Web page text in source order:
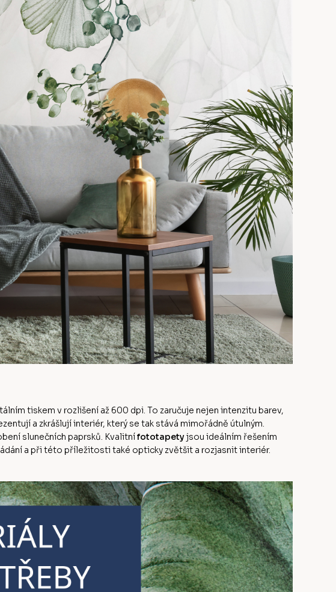
tiskem v rozlišení až 600 dpi. To zaručuje nejen intenzitu barev,
a zkrášlují interiér, který se tak stává mimořádně útulným.
slunečních paprsků. Kvalitnífototapetyjsou ideálním řešením
a při této příležitosti také opticky zvětšit a rozjasnit interiér.